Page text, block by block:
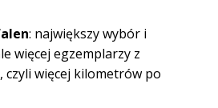
: największy wybór i
więcej egzemplarzy z
czyli więcej kilometrów po